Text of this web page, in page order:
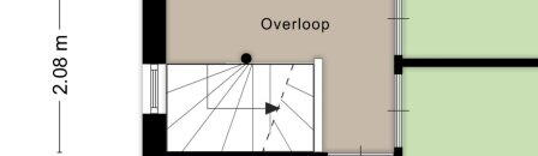
aansluiting en ruimte voor extra witgoed.
Eerste verdieping: Overloop, 3 ruime slaapkamers,
badkamer vernieuwd in 2020 voorzien van
inloopdouche, wastafel en 2e toilet;